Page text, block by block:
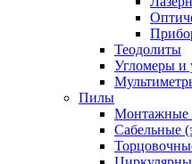
Теодолиты
Угломеры и
Пилы
Монтажные
Сабельные